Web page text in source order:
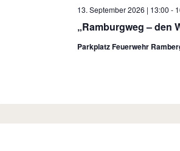
„Ramburgweg – den
13. September 2026 | 13:00 -
Parkplatz Feuerwehr